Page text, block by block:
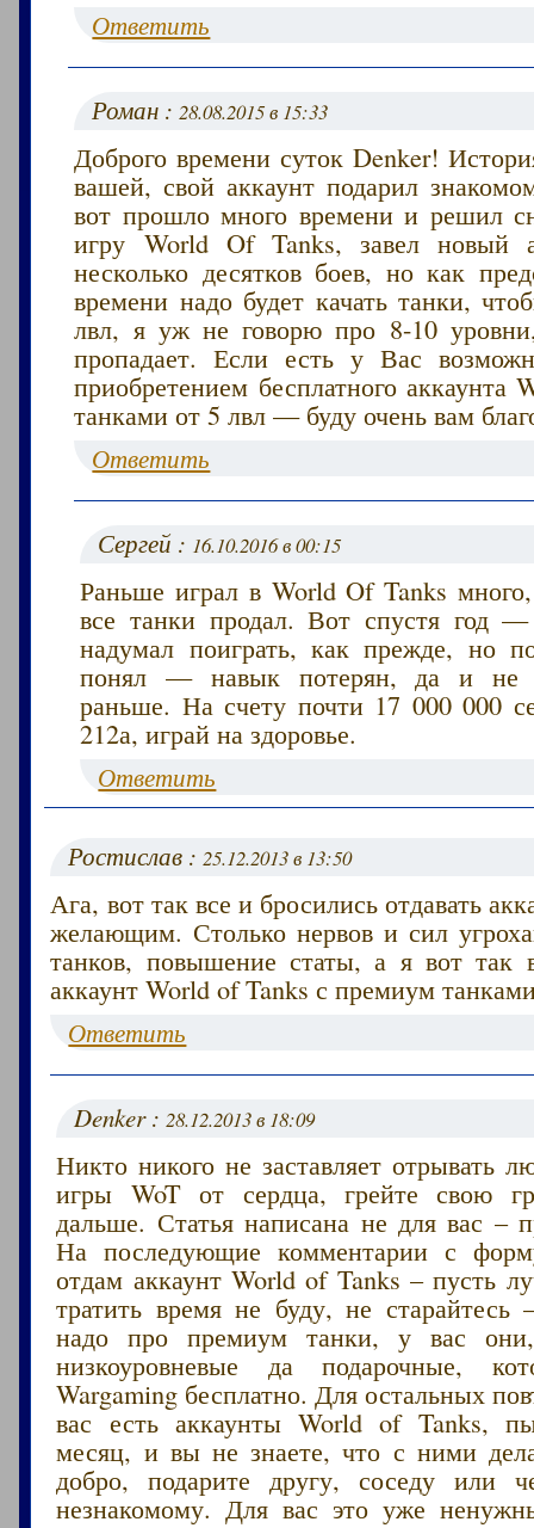
Ответить
Роман :28.08.2015 в 15:33
Доброго времени суток Denker!
вашей, свой аккаунт подарил
вот прошло много времени и решил
игру World Of Tanks, завел новый
несколько десятков боев, но как
времени надо будет качать танки,
лвл, я уж не говорю про 8-10
пропадает. Если есть у Вас
приобретением бесплатного аккаунта
танками от 5 лвл — буду очень вам
Ответить
Сергей : 16.10.2016 в 00:15
Раньше играл в World Of Tanks
все танки продал. Вот спустя год —
надумал поиграть, как прежде, но
понял — навык потерян, да и не
раньше. На счету почти 17 000 000
212а, играй на здоровье.
Ответить
Ростислав :25.12.2013 в 13:50
Ага, вот так все и бросились отдавать
желающим. Столько нервов и сил
танков, повышение статы, а я вот так
аккаунт World of Tanks с премиум
Ответить
Denker :28.12.2013 в 18:09
Никто никого не заставляет отрывать
игры WoT от сердца, грейте свою
дальше. Статья написана не для вас –
На последующие комментарии с
отдам аккаунт World of Tanks – пусть
тратить время не буду, не
надо про премиум танки, у вас они,
низкоуровневые да подарочные,
Wargaming бесплатно. Для остальных
вас есть аккаунты World of Tanks,
месяц, и вы не знаете, что с ними
добро, подарите другу, соседу или
незнакомому. Для вас это уже